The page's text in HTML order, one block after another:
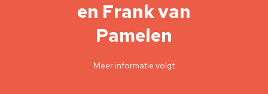
en Frank van
Pamelen
Meer informatie volgt